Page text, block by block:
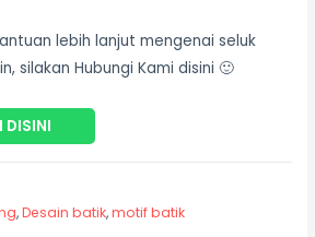
lebih lanjut mengenai seluk
silakan Hubungi Kami disini 🙂
DISINI
,Desain batik,motif batik